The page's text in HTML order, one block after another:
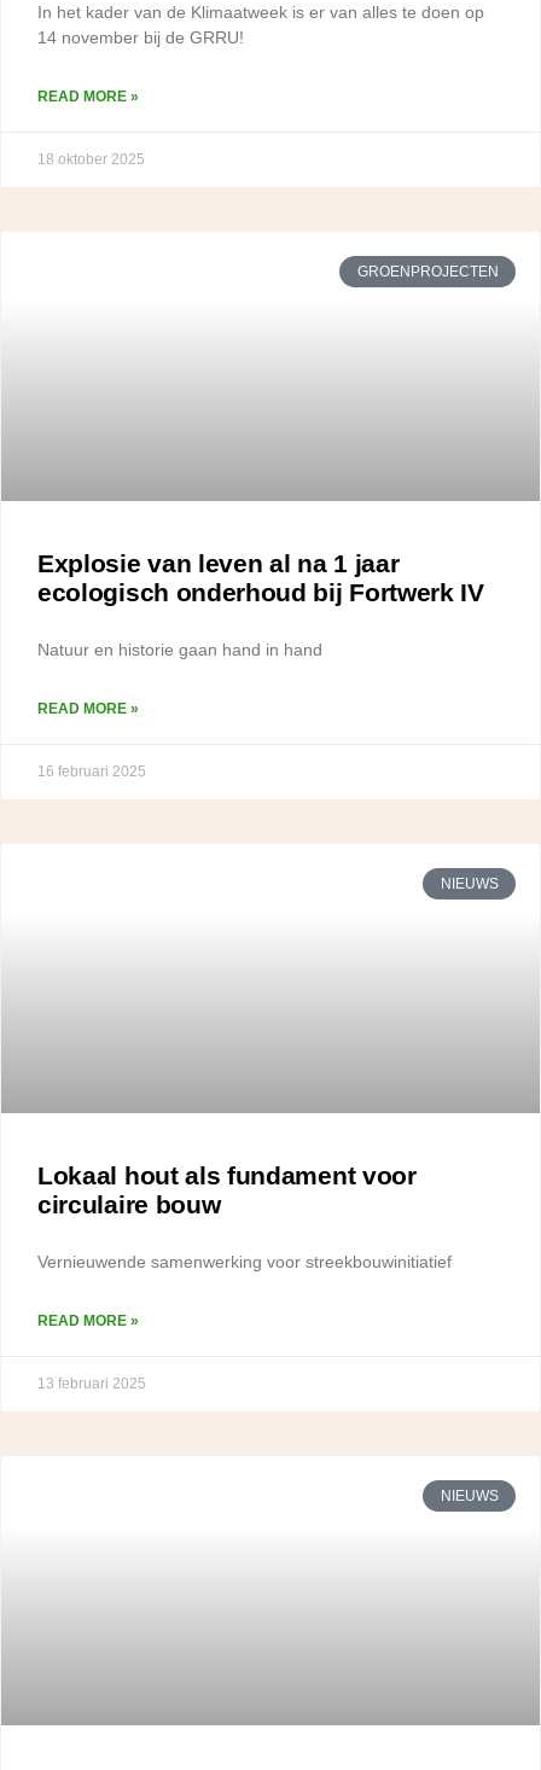
In het kader van de Klimaatweek is er van alles te doen op
14 november bij de GRRU!
READ MORE »
18 oktober 2025
GROENPROJECTEN
Explosie van leven al na 1 jaar
ecologisch onderhoud bij Fortwerk IV
Natuur en historie gaan hand in hand
READ MORE »
16 februari 2025
NIEUWS
Lokaal hout als fundament voor
circulaire bouw
Vernieuwende samenwerking voor streekbouwinitiatief
READ MORE »
13 februari 2025
NIEUWS